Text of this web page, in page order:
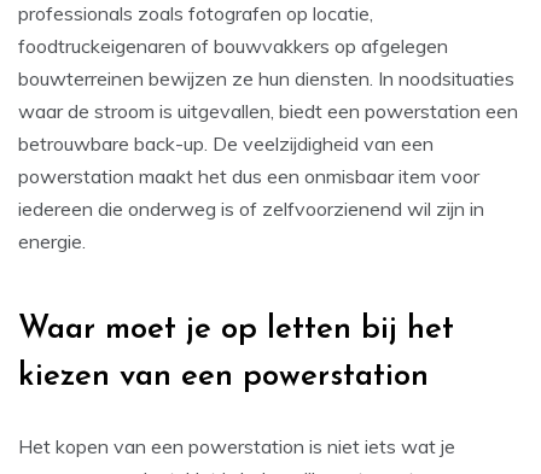
professionals zoals fotografen op locatie,
foodtruckeigenaren of bouwvakkers op afgelegen
bouwterreinen bewijzen ze hun diensten. In noodsituaties
waar de stroom is uitgevallen, biedt een powerstation een
betrouwbare back-up. De veelzijdigheid van een
powerstation maakt het dus een onmisbaar item voor
iedereen die onderweg is of zelfvoorzienend wil zijn in
energie.
Waar moet je op letten bij het
kiezen van een powerstation
Het kopen van een powerstation is niet iets wat je